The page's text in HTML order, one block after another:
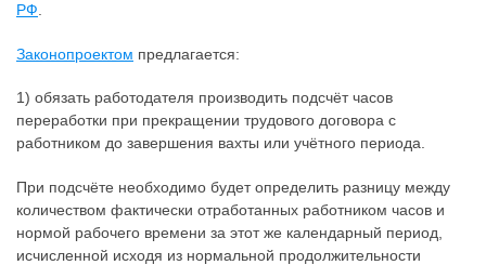
РФ
Законопроектом предлагается:
1) обязать работодателя производить подсчёт часов
переработки при прекращении трудового договора с
работником до завершения вахты или учётного периода.
При подсчёте необходимо будет определить разницу между
количеством фактически отработанных работником часов и
нормой рабочего времени за этот же календарный период,
исчисленной исходя из нормальной продолжительности